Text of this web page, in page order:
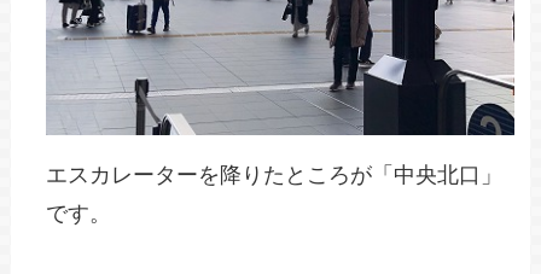
エスカレーターを降りたところが「中央北口」
です。